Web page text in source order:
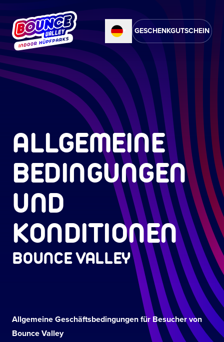
GESCHENKGUTSCHEIN
ALLGEMEINE
BEDINGUNGEN
UND
KONDITIONEN
BOUNCE VALLEY
Allgemeine Geschäftsbedingungen für Besucher von
Bounce Valley